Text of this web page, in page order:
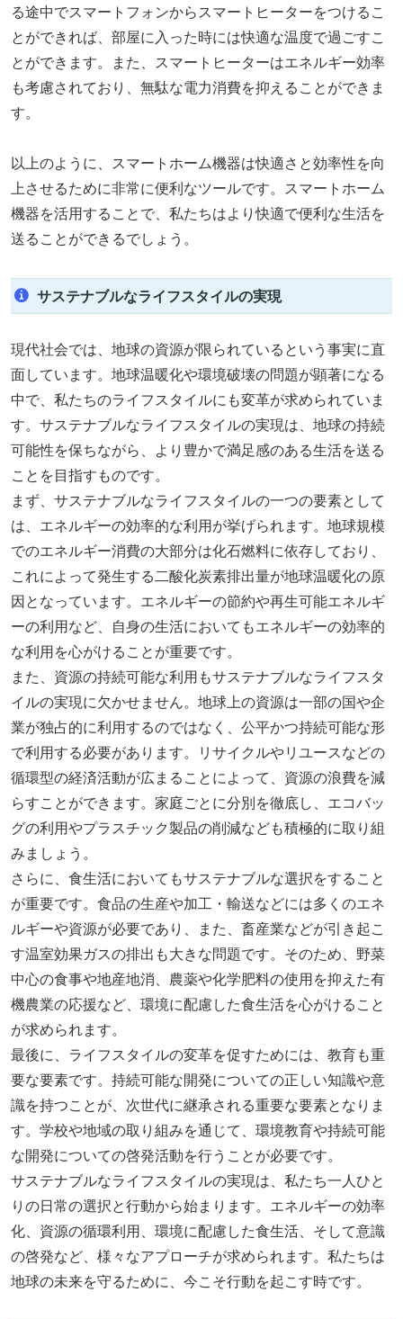
る途中でスマートフォンからスマートヒーターをつけるこ
とができれば、部屋に入った時には快適な温度で過ごすこ
とができます。また、スマートヒーターはエネルギー効率
も考慮されており、無駄な電力消費を抑えることができま
す。
以上のように、スマートホーム機器は快適さと効率性を向
上させるために非常に便利なツールです。スマートホーム
機器を活用することで、私たちはより快適で便利な生活を
送ることができるでしょう。
サステナブルなライフスタイルの実現
現代社会では、地球の資源が限られているという事実に直
面しています。地球温暖化や環境破壊の問題が顕著になる
中で、私たちのライフスタイルにも変革が求められていま
す。サステナブルなライフスタイルの実現は、地球の持続
可能性を保ちながら、より豊かで満足感のある生活を送る
ことを目指すものです。
まず、サステナブルなライフスタイルの一つの要素として
は、エネルギーの効率的な利用が挙げられます。地球規模
でのエネルギー消費の大部分は化石燃料に依存しており、
これによって発生する二酸化炭素排出量が地球温暖化の原
因となっています。エネルギーの節約や再生可能エネルギ
ーの利用など、自身の生活においてもエネルギーの効率的
な利用を心がけることが重要です。
また、資源の持続可能な利用もサステナブルなライフスタ
イルの実現に欠かせません。地球上の資源は一部の国や企
業が独占的に利用するのではなく、公平かつ持続可能な形
で利用する必要があります。リサイクルやリユースなどの
循環型の経済活動が広まることによって、資源の浪費を減
らすことができます。家庭ごとに分別を徹底し、エコバッ
グの利用やプラスチック製品の削減なども積極的に取り組
みましょう。
さらに、食生活においてもサステナブルな選択をすること
が重要です。食品の生産や加工・輸送などには多くのエネ
ルギーや資源が必要であり、また、畜産業などが引き起こ
す温室効果ガスの排出も大きな問題です。そのため、野菜
中心の食事や地産地消、農薬や化学肥料の使用を抑えた有
機農業の応援など、環境に配慮した食生活を心がけること
が求められます。
最後に、ライフスタイルの変革を促すためには、教育も重
要な要素です。持続可能な開発についての正しい知識や意
識を持つことが、次世代に継承される重要な要素となりま
す。学校や地域の取り組みを通じて、環境教育や持続可能
な開発についての啓発活動を行うことが必要です。
サステナブルなライフスタイルの実現は、私たち一人ひと
りの日常の選択と行動から始まります。エネルギーの効率
化、資源の循環利用、環境に配慮した食生活、そして意識
の啓発など、様々なアプローチが求められます。私たちは
地球の未来を守るために、今こそ行動を起こす時です。